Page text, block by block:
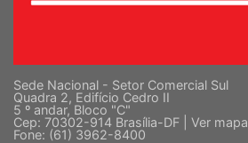
Sede Nacional - Setor Comercial Sul
Quadra 2, Edifício Cedro II
5 º andar, Bloco "C"
Cep: 70302-914 Brasília-DF | Ver mapa
Fone: (61) 3962-8400